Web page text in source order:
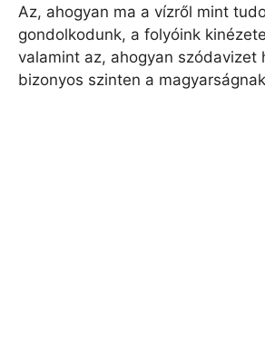
Az, ahogyan ma a vízről mint
gondolkodunk, a folyóink
valamint az, ahogyan szódavizet
bizonyos szinten a